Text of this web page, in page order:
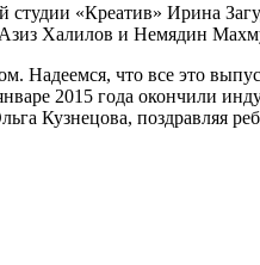
«Креатив» Ирина
Халилов и Немядин
что все это
2015 года окончили
Кузнецова, поздравляя